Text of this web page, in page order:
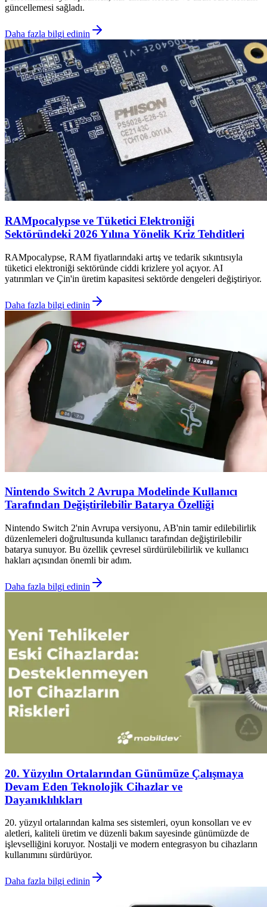
güncellemesi sağladı.
Daha fazla bilgi edinin
RAMpocalypse ve Tüketici Elektroniği
Sektöründeki 2026 Yılına Yönelik Kriz Tehditleri
RAMpocalypse, RAM fiyatlarındaki artış ve tedarik sıkıntısıyla
tüketici elektroniği sektöründe ciddi krizlere yol açıyor. AI
yatırımları ve Çin'in üretim kapasitesi sektörde dengeleri değiştiriyor.
Daha fazla bilgi edinin
Nintendo Switch 2 Avrupa Modelinde Kullanıcı
Tarafından Değiştirilebilir Batarya Özelliği
Nintendo Switch 2'nin Avrupa versiyonu, AB'nin tamir edilebilirlik
düzenlemeleri doğrultusunda kullanıcı tarafından değiştirilebilir
batarya sunuyor. Bu özellik çevresel sürdürülebilirlik ve kullanıcı
hakları açısından önemli bir adım.
Daha fazla bilgi edinin
20. Yüzyılın Ortalarından Günümüze Çalışmaya
Devam Eden Teknolojik Cihazlar ve
Dayanıklılıkları
20. yüzyıl ortalarından kalma ses sistemleri, oyun konsolları ve ev
aletleri, kaliteli üretim ve düzenli bakım sayesinde günümüzde de
işlevselliğini koruyor. Nostalji ve modern entegrasyon bu cihazların
kullanımını sürdürüyor.
Daha fazla bilgi edinin